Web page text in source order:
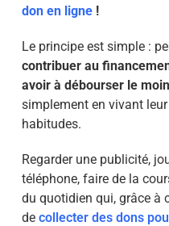
don en ligne!
Le principe est simple :
contribuer au
avoir à débourser le
simplement en vivant
habitudes.
Regarder une publicité,
téléphone, faire de la
du quotidien qui, grâce à
de collecter des dons